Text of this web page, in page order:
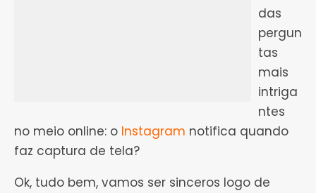
das
pergun
tas
mais
intriga
ntes
no meio online: o Instagram notifica quando
faz captura de tela?
Ok, tudo bem, vamos ser sinceros logo de